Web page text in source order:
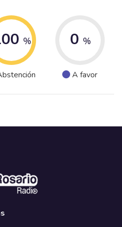
% 0 %
A favor